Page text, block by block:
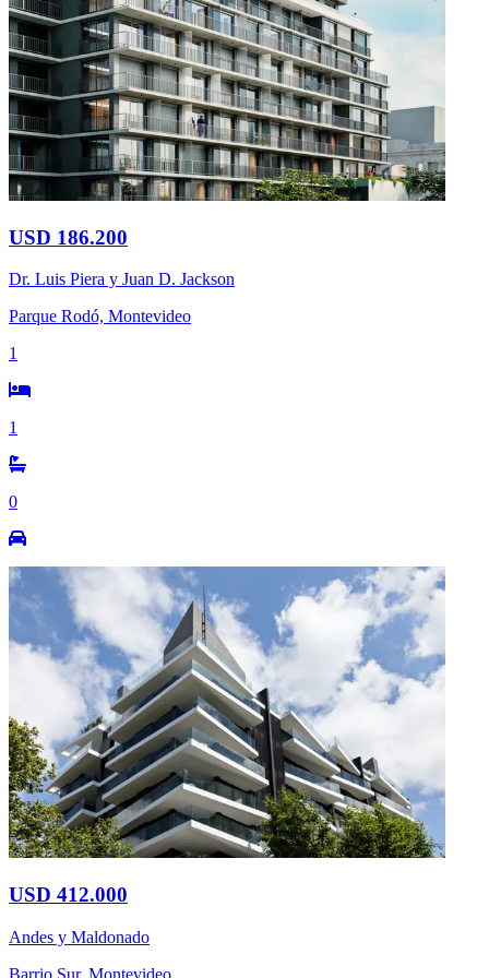
USD 186.200
Dr. Luis Piera y Juan D. Jackson
Parque Rodó, Montevideo
1
1
0
USD 412.000
Andes y Maldonado
Barrio Sur, Montevideo